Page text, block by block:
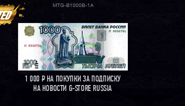
MTG-B1000B-1A
1 000РНА ПОКУПКИ ЗА ПОДПИСКУ
НА НОВОСТИ G-STORE RUSSIA